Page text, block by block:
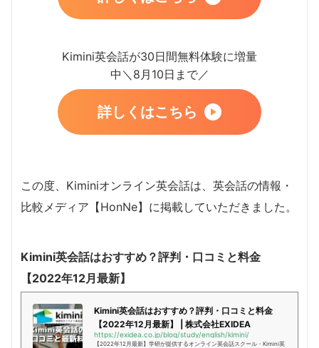
Kimini英会話が30日間無料体験に増量
中＼8月10日まで／
詳しくはこちら
この度、Kiminiオンライン英会話は、英会話の情報・
比較メディア【HonNe】に掲載していただきました。
Kimini英会話はおすすめ？評判・口コミと料金
【2022年12月最新】
Kimini英会話はおすすめ？評判・口コミと料金
【2022年12月最新】 | 株式会社EXIDEA
https://exidea.co.jp/blog/study/english/kimini/
【2022年12月最新】学研が提供するオンライン英会話スクール・Kimini英